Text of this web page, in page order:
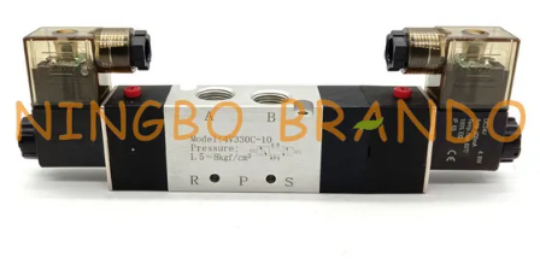
แผนผัง
เว็บไซต์
นโยบาย